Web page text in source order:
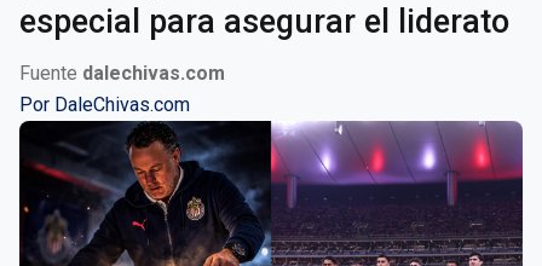
especial para asegurar el liderato
Fuente dalechivas.com
Por DaleChivas.com